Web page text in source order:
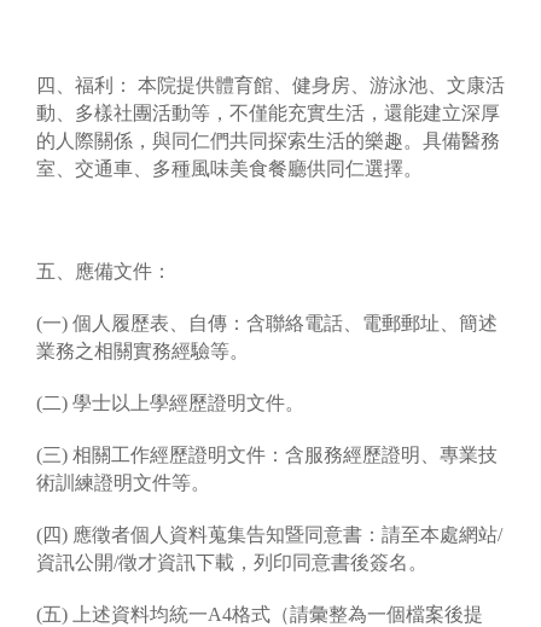
四、福利： 本院提供體育館、健身房、游泳池、文康活
動、多樣社團活動等，不僅能充實生活，還能建立深厚
的人際關係，與同仁們共同探索生活的樂趣。具備醫務
室、交通車、多種風味美食餐廳供同仁選擇。
五、應備文件：
(一) 個人履歷表、自傳：含聯絡電話、電郵郵址、簡述
業務之相關實務經驗等。
(二) 學士以上學經歷證明文件。
(三) 相關工作經歷證明文件：含服務經歷證明、專業技
術訓練證明文件等。
(四) 應徵者個人資料蒐集告知暨同意書：請至本處網站/
資訊公開/徵才資訊下載，列印同意書後簽名。
(五) 上述資料均統一A4格式（請彙整為一個檔案後提